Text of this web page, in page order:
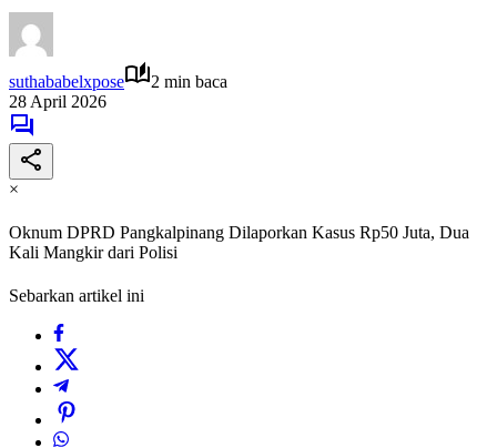
suthababelxpose
2 min baca
28 April 2026
×
Oknum DPRD Pangkalpinang Dilaporkan Kasus Rp50 Juta, Dua
Kali Mangkir dari Polisi
Sebarkan artikel ini